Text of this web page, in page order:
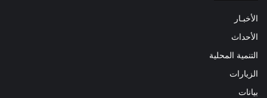
الأخبـار
الأحداث
التنمية المحلية
الزيارات
بيانات